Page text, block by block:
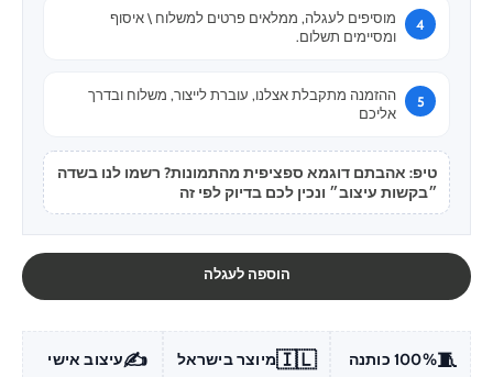
מוסיפים לעגלה, ממלאים פרטים למשלוח \ איסוף
ומסיימים תשלום.
ההזמנה מתקבלת אצלנו, עוברת לייצור, משלוח ובדרך
אליכם
טיפ: אהבתם דוגמא ספציפית מהתמונות? רשמו לנו בשדה
״בקשות עיצוב״ ונכין לכם בדיוק לפי זה
הוספה לעגלה
🧵100% כותנה 🇮🇱מיוצר בישראל ✍️עיצוב אישי